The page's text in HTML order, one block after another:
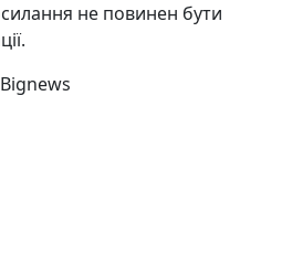
не повинен бути